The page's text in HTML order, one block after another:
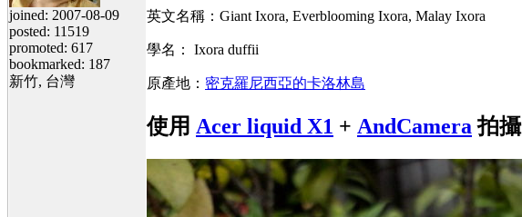
joined: 2007-08-09
posted: 11519
promoted: 617
bookmarked: 187
新竹, 台灣
英文名稱： Giant Ixora, Everblooming Ixora, Malay Ixora
學名： Ixora duffii
原產地： 密克羅尼西亞的卡洛林島
使用 Acer liquid X1 + AndCamera 拍攝